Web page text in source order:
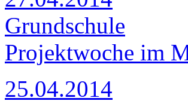
Grundschule
Projektwoche im
25.04.2014